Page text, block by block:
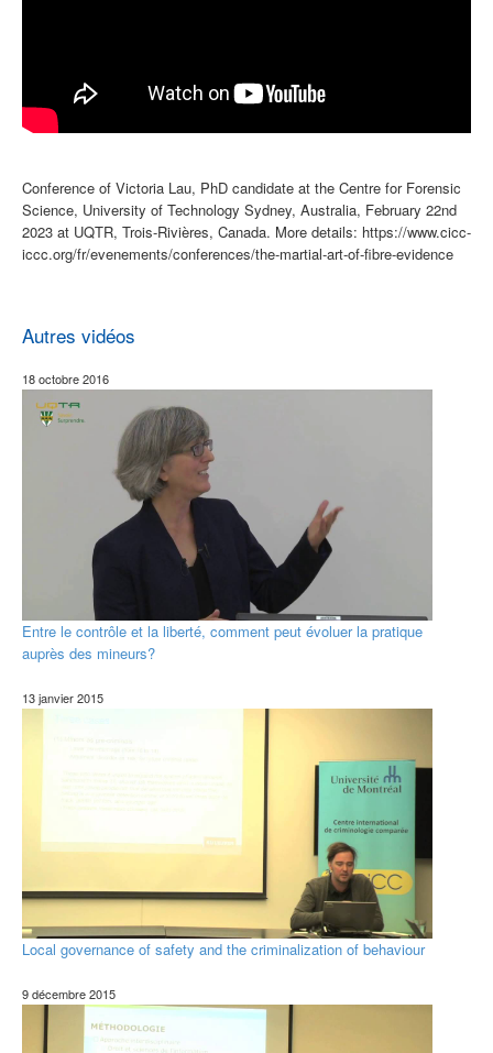
Conference of Victoria Lau, PhD candidate at the Centre for Forensic
Science, University of Technology Sydney, Australia, February 22nd
2023 at UQTR, Trois-Rivières, Canada. More details: https://www.cicc-
iccc.org/fr/evenements/conferences/the-martial-art-of-fibre-evidence
Autres vidéos
18 octobre 2016
Entre le contrôle et la liberté, comment peut évoluer la pratique
auprès des mineurs?
13 janvier 2015
Local governance of safety and the criminalization of behaviour
9 décembre 2015